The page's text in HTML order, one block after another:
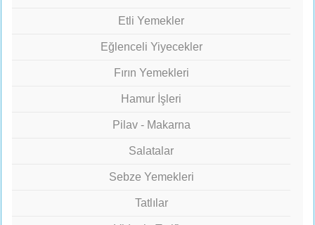
Etli Yemekler
Eğlenceli Yiyecekler
Fırın Yemekleri
Hamur İşleri
Pilav - Makarna
Salatalar
Sebze Yemekleri
Tatlılar